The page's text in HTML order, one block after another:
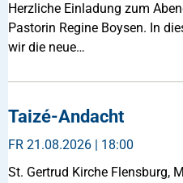
Herzliche Einladung zum
Pastorin Regine Boysen. In
wir die neue…
Taizé-Andacht
FR 21.08.2026 | 18:00
St. Gertrud Kirche Flensburg,